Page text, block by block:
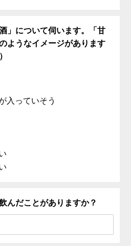
」について伺います。「甘
ようなイメージがあります
入っていそう
んだことがありますか？